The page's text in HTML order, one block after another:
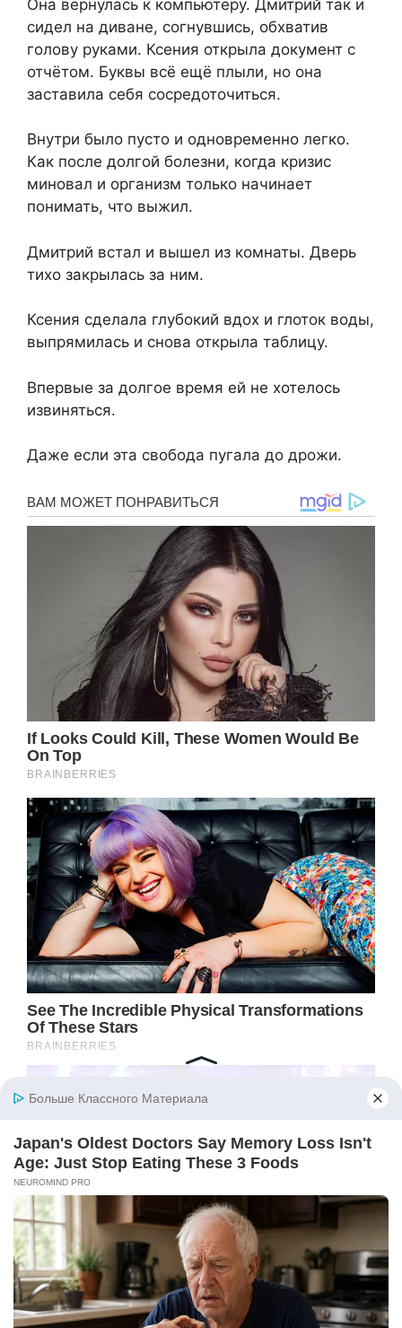
Она вернулась к компьютеру. Дмитрий так и
сидел на диване, согнувшись, обхватив
голову руками. Ксения открыла документ с
отчётом. Буквы всё ещё плыли, но она
заставила себя сосредоточиться.
Внутри было пусто и одновременно легко.
Как после долгой болезни, когда кризис
миновал и организм только начинает
понимать, что выжил.
Дмитрий встал и вышел из комнаты. Дверь
тихо закрылась за ним.
Ксения сделала глубокий вдох и глоток воды,
выпрямилась и снова открыла таблицу.
Впервые за долгое время ей не хотелось
извиняться.
Даже если эта свобода пугала до дрожи.